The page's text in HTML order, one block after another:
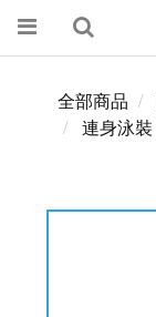
全部商品
連身泳裝